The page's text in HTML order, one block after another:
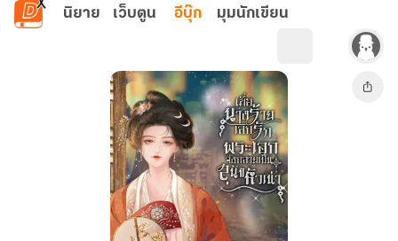
ข้ามไปยังเนื้อหาหลัก
นิยาย เว็บตูน อีบุ๊ก มุมนักเขียน